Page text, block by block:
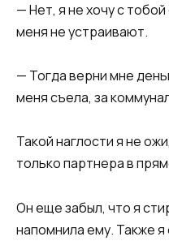
​— Нет, я не хочу с
меня не устраивают.​
​— Тогда верни мне
меня съела, за
​Такой наглости я не
только партнера в
Он еще забыл, что я
напомнила ему. Также я